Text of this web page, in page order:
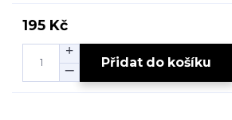
195 Kč
Přidat do košíku